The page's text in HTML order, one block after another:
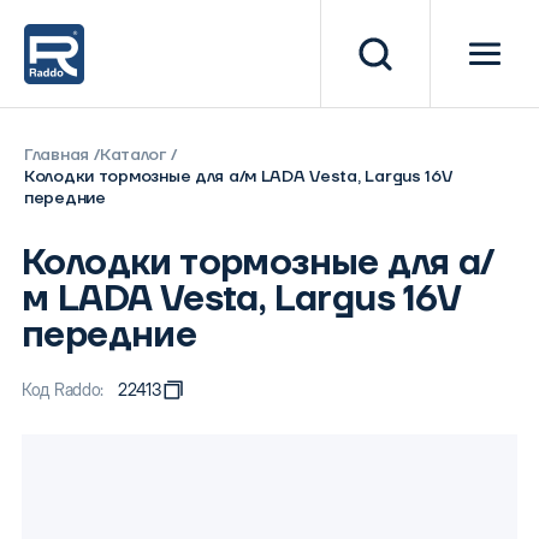
Главная Каталог
Колодки тормозные для а/м LADA Vesta, Largus 16V
передние
Колодки тормозные для а/
м LADA Vesta, Largus 16V
передние
Код Raddo: 22413